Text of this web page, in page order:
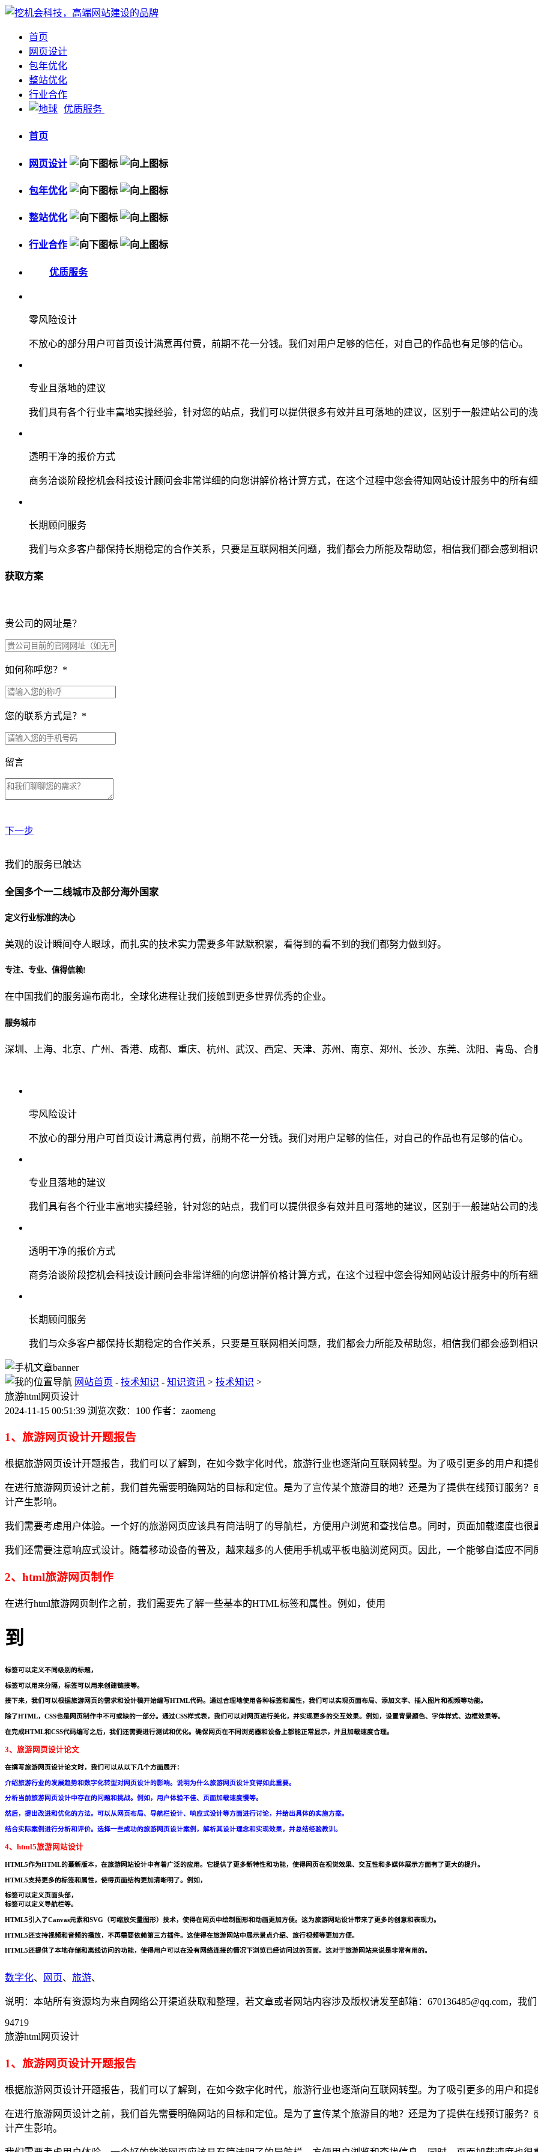
首页
网页设计
包年优化
整站优化
行业合作
优质服务
首页
网页设计
包年优化
整站优化
行业合作
优质服务
零风险设计
不放心的部分用户可首页设计满意再付费，前期不花一分钱。我们对用户足够的信任，对自己的作品也有足够的信心。
专业且落地的建议
我们具有各个行业丰富地实操经验，针对您的站点，我们可以提供很多有效并且可落地的建议，区别于一般建站公司的
透明干净的报价方式
商务洽谈阶段挖机会科技设计顾问会非常详细的向您讲解价格计算方式，在这个过程中您会得知网站设计服务中的所有
长期顾问服务
我们与众多客户都保持长期稳定的合作关系，只要是互联网相关问题，我们都会力所能及帮助您，相信我们都会感到相
获取方案
贵公司的网址是？
如何称呼您？ *
您的联系方式是？ *
留言
下一步
贵公司预算范围是？
贵公司的团队规模是？
从哪里了解到我们？
我们的服务已触达
全国多个一二线城市及部分海外国家
定义行业标准的决心
美观的设计瞬间夺人眼球，而扎实的技术实力需要多年默默积累，看得到的看不到的我们都努力做到好。
专注、专业、值得信赖!
在中国我们的服务遍布南北，全球化进程让我们接触到更多世界优秀的企业。
服务城市
深圳、上海、北京、广州、香港、成都、重庆、杭州、武汉、西定、天津、苏州、南京、郑州、长沙、东莞、沈阳、青岛、合
零风险设计
不放心的部分用户可首页设计满意再付费，前期不花一分钱。我们对用户足够的信任，对自己的作品也有足够的信心。
专业且落地的建议
我们具有各个行业丰富地实操经验，针对您的站点，我们可以提供很多有效并且可落地的建议，区别于一般建站公司的
透明干净的报价方式
商务洽谈阶段挖机会科技设计顾问会非常详细的向您讲解价格计算方式，在这个过程中您会得知网站设计服务中的所有
长期顾问服务
我们与众多客户都保持长期稳定的合作关系，只要是互联网相关问题，我们都会力所能及帮助您，相信我们都会感到相
网站首页 - 技术知识 - 知识资讯 > 技术知识 >
旅游html网页设计
2024-11-15 00:51:39 浏览次数：100 作者：zaomeng
1、旅游网页设计开题报告
根据旅游网页设计开题报告，我们可以了解到，在如今数字化时代，旅游行业也逐渐向互联网转型。为了吸引更多的用户和
在进行旅游网页设计之前，我们首先需要明确网站的目标和定位。是为了宣传某个旅游目的地？还是为了提供在线预订服务
计产生影响。
我们需要考虑用户体验。一个好的旅游网页应该具有简洁明了的导航栏，方便用户浏览和查找信息。同时，页面加载速度也
我们还需要注意响应式设计。随着移动设备的普及，越来越多的人使用手机或平板电脑浏览网页。因此，一个能够自适应不
2、html旅游网页制作
在进行html旅游网页制作之前，我们需要先了解一些基本的HTML标签和属性。例如，使用
到
标签可以定义不同级别的标题，
标签可以用来分隔， 标签可以用来创建链接等。
接下来，我们可以根据旅游网页的需求和设计稿开始编写HTML代码。通过合理地使用各种标签和属性，我们可以实现页面布局、添加文字、插入图片和视频等功能。
除了HTML，CSS也是网页制作中不可或缺的一部分。通过CSS样式表，我们可以对网页进行美化，并实现更多的交互效果。例如，设置背景颜色、字体样式、边框效果等。
在完成HTML和CSS代码编写之后，我们还需要进行测试和优化。确保网页在不同浏览器和设备上都能正常显示，并且加载速度合理。
3、旅游网页设计论文
在撰写旅游网页设计论文时，我们可以从以下几个方面展开：
介绍旅游行业的发展趋势和数字化转型对网页设计的影响。说明为什么旅游网页设计变得如此重要。
分析当前旅游网页设计中存在的问题和挑战。例如，用户体验不佳、页面加载速度慢等。
然后，提出改进和优化的方法。可以从网页布局、导航栏设计、响应式设计等方面进行讨论，并给出具体的实施方案。
结合实际案例进行分析和评价。选择一些成功的旅游网页设计案例，解析其设计理念和实现效果，并总结经验教训。
4、html5旅游网站设计
HTML5作为HTML的蕞新版本，在旅游网站设计中有着广泛的应用。它提供了更多新特性和功能，使得网页在视觉效果、交互性和多媒体展示方面有了更大的提升。
HTML5支持更多的标签和属性，使得页面结构更加清晰明了。例如，
标签可以定义页面头部，
标签可以定义导航栏等。
HTML5引入了Canvas元素和SVG（可缩放矢量图形）技术，使得在网页中绘制图形和动画更加方便。这为旅游网站设计带来了更多的创意和表现力。
HTML5还支持视频和音频的播放，不再需要依赖第三方插件。这使得在旅游网站中展示景点介绍、旅行视频等更加方便。
HTML5还提供了本地存储和离线访问的功能，使得用户可以在没有网络连接的情况下浏览已经访问过的页面。这对于旅游网站来说是非常有用的。
数字化、 网页、 旅游、
说明：本站所有资源均为来自网络公开渠道获取和整理，若文章或者网站内容涉及版权请发至邮箱：670136485@qq.com，我
94719
旅游html网页设计
1、旅游网页设计开题报告
根据旅游网页设计开题报告，我们可以了解到，在如今数字化时代，旅游行业也逐渐向互联网转型。为了吸引更多的用户和
在进行旅游网页设计之前，我们首先需要明确网站的目标和定位。是为了宣传某个旅游目的地？还是为了提供在线预订服务
计产生影响。